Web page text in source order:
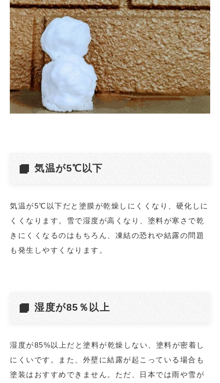
気温が5℃以下
気温が5℃以下だと塗膜が乾燥しにくくなり、硬化しに
くくなります。雪で湿度が高くなり、塗料が寒さで乾
きにくくなるのはもちろん、凍結の恐れや結露の問題
も発生しやすくなります。
湿度が85％以上
湿度が85%以上だと塗料が乾燥しない、塗料が密着し
にくいです。また、外壁に結露が起こっている場合も
塗装はおすすめできません。ただ、日本では雨や雪が